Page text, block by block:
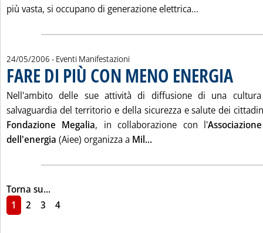
più vasta, si occupano di generazione elettrica...
24/05/2006 - Eventi Manifestazioni
FARE DI PIÙ CON MENO ENERGIA
Nell'ambito delle sue attività di diffusione di una
salvaguardia del territorio e della sicurezza e salute dei
Fondazione Megalia, in collaborazione con l'
dell'energia (Aiee) organizza a Mil...Leggi tutta la notizia:
Torna su...
1
2 3 4